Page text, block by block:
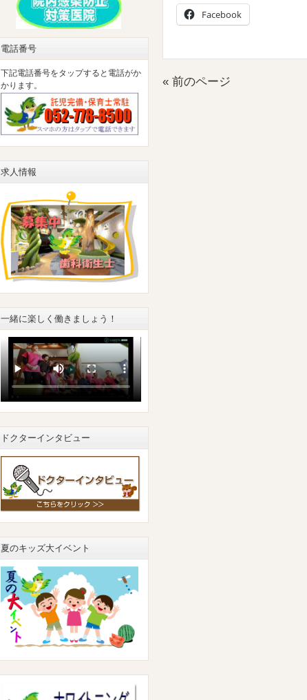
Facebook
« 前のページ
電話番号
下記電話番号をタップすると電話がか
かります。
求人情報
一緒に楽しく働きましょう！
ドクターインタビュー
夏のキッズ大イベント